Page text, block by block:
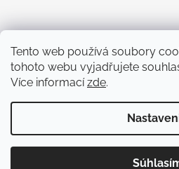
Tento web používá soubory
tohoto webu vyjadřujete
Více informacízde.
Facebook
instagram
Copyright 2026PLASMAkosmetika
Upraviť